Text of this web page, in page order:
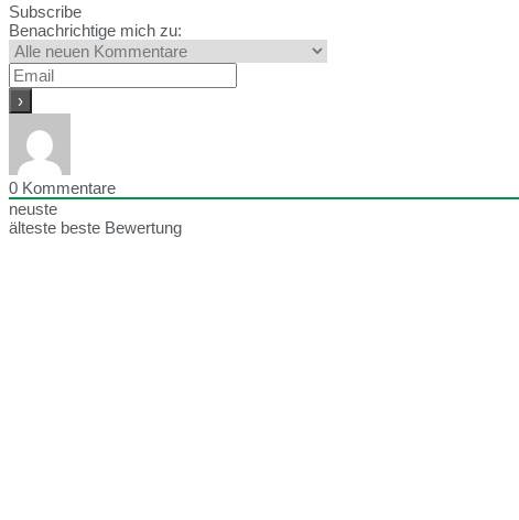
Subscribe
Benachrichtige mich zu:
0 Kommentare
neuste
älteste beste Bewertung